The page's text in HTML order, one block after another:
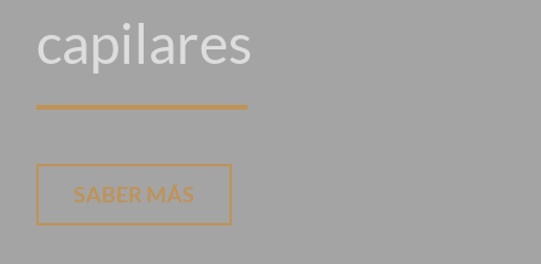
capilares
SABER MÁS